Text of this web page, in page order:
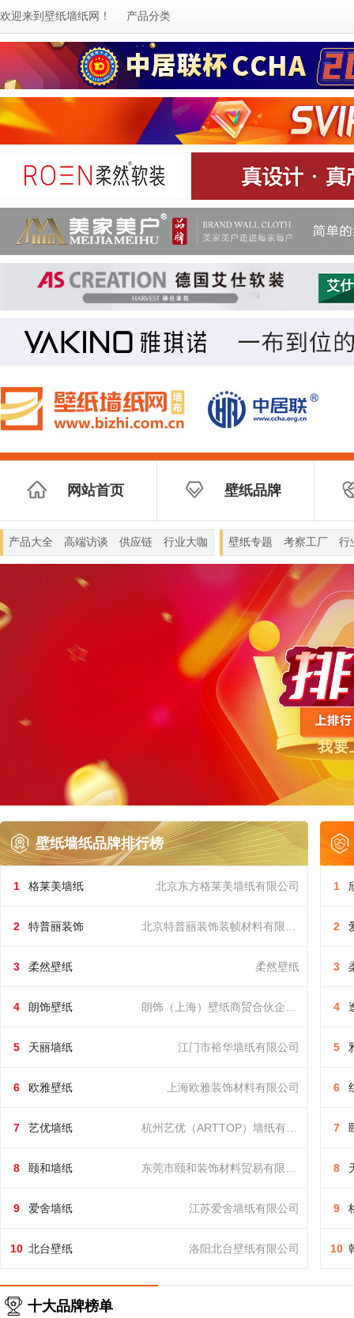
欢迎来到 壁纸墙纸网 ！ 产品分类
网站首页 壁纸品牌
产品大全 高端访谈 供应链 行业大咖 壁纸专题 考察工厂 行
我要
壁纸墙纸品牌排行榜
1 格莱美墙纸 北京东方格莱美墙纸有限公司
北京东方格莱美墙纸有限公司
2 特普丽装饰 北京特普丽装饰装帧材料有限公司
北京特普丽装饰装帧材料有限公司
3 柔然壁纸 柔然壁纸
4 朗饰壁纸 朗饰（上海）壁纸商贸合伙企业（有限合伙）
朗饰（上海）壁纸商贸合伙企业（有限合伙）
5 天丽墙纸 江门市裕华墙纸有限公司
江门市裕华墙纸有限公司
6 欧雅壁纸 上海欧雅装饰材料有限公司
上海欧雅装饰材料有限公司
7 艺优墙纸 杭州艺优（ARTTOP）墙纸有限公司
杭州艺优（ARTTOP）墙纸有限公司
8 颐和墙纸 东莞市颐和装饰材料贸易有限公司
东莞市颐和装饰材料贸易有限公司
9 爱舍墙纸 江苏爱舍墙纸有限公司
江苏爱舍墙纸有限公司
10 北台壁纸 洛阳北台壁纸有限公司
洛阳北台壁纸有限公司
1
2
3
4
5
6
7
8
9
10
十大品牌榜单